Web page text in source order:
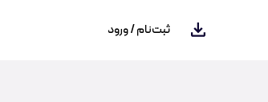
ثبت‌نام / ورود